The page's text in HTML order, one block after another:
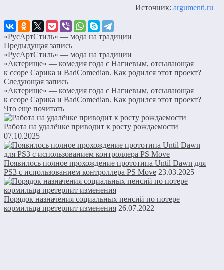
Источник:argumenti.ru
«РусАртСтиль» — мода на традиции
Предыдущая запись
«РусАртСтиль» — мода на традиции
«Актерище» — комедия года с Нагиевым, отсылающая
к ссоре Сарика и BadComedian. Как родился этот проект?
Следующая запись
«Актерище» — комедия года с Нагиевым, отсылающая
к ссоре Сарика и BadComedian. Как родился этот проект?
Что еще почитать
Работа на удалёнке приводит к росту рождаемости
07.10.2025
Появилось полное прохождение прототипа Until Dawn для
PS3 c использованием контроллера PS Move 23.03.2025
Порядок назначения социальных пенсий по потере
кормильца претерпит изменения 26.07.2022